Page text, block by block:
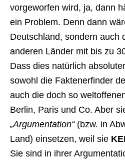
vorgeworfen wird, ja, dann
ein Problem. Denn dann
Deutschland, sondern auch
anderen Länder mit bis zu
Dass dies natürlich
sowohl die Faktenerfinder
auch die doch so
Berlin, Paris und Co. Aber
„Argumentation“(bzw. in
Land) einsetzen, weil sie
Sie sind in ihrer